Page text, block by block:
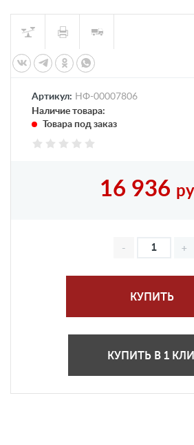
Артикул: НФ-00007806
Наличие товара:
Товара под заказ
16 936
КУПИТЬ
КУПИТЬ В 1